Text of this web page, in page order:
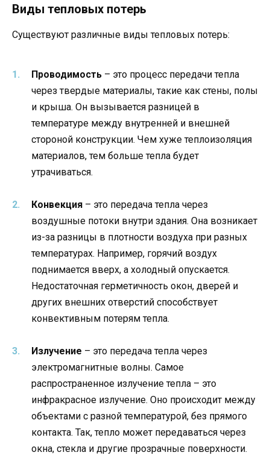
Виды тепловых потерь
Существуют различные виды тепловых потерь:
Проводимость – это процесс передачи тепла
через твердые материалы, такие как стены, полы
и крыша. Он вызывается разницей в
температуре между внутренней и внешней
стороной конструкции. Чем хуже теплоизоляция
материалов, тем больше тепла будет
утрачиваться.
Конвекция – это передача тепла через
воздушные потоки внутри здания. Она возникает
из-за разницы в плотности воздуха при разных
температурах. Например, горячий воздух
поднимается вверх, а холодный опускается.
Недостаточная герметичность окон, дверей и
других внешних отверстий способствует
конвективным потерям тепла.
Излучение – это передача тепла через
электромагнитные волны. Самое
распространенное излучение тепла – это
инфракрасное излучение. Оно происходит между
объектами с разной температурой, без прямого
контакта. Так, тепло может передаваться через
окна, стекла и другие прозрачные поверхности.